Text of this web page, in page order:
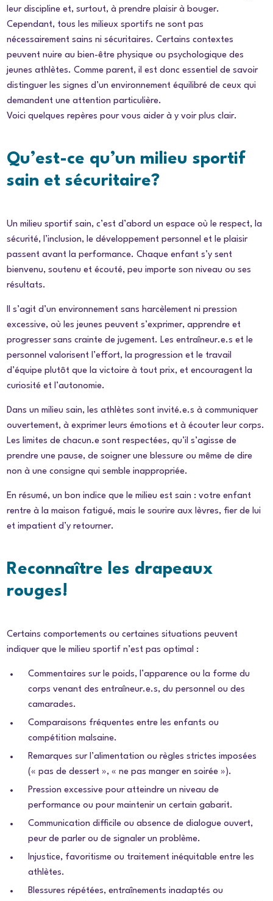
leur discipline et, surtout, à prendre plaisir à bouger.
Cependant, tous les milieux sportifs ne sont pas
nécessairement sains ni sécuritaires. Certains contextes
peuvent nuire au bien-être physique ou psychologique des
jeunes athlètes. Comme parent, il est donc essentiel de savoir
distinguer les signes d’un environnement équilibré de ceux qui
demandent une attention particulière.
Voici quelques repères pour vous aider à y voir plus clair.
Qu’est-ce qu’un milieu sportif
sain et sécuritaire?
Un milieu sportif sain, c’est d’abord un espace où le respect, la
sécurité, l’inclusion, le développement personnel et le plaisir
passent avant la performance. Chaque enfant s’y sent
bienvenu, soutenu et écouté, peu importe son niveau ou ses
résultats.
Il s’agit d’un environnement sans harcèlement ni pression
excessive, où les jeunes peuvent s’exprimer, apprendre et
progresser sans crainte de jugement. Les entraîneur.e.s et le
personnel valorisent l’effort, la progression et le travail
d’équipe plutôt que la victoire à tout prix, et encouragent la
curiosité et l’autonomie.
Dans un milieu sain, les athlètes sont invité.e.s à communiquer
ouvertement, à exprimer leurs émotions et à écouter leur corps.
Les limites de chacun.e sont respectées, qu’il s’agisse de
prendre une pause, de soigner une blessure ou même de dire
non à une consigne qui semble inappropriée.
En résumé, un bon indice que le milieu est sain : votre enfant
rentre à la maison fatigué, mais le sourire aux lèvres, fier de lui
et impatient d’y retourner.
Reconnaître les drapeaux
rouges!
Certains comportements ou certaines situations peuvent
indiquer que le milieu sportif n’est pas optimal :
Commentaires sur le poids, l’apparence ou la forme du
corps venant des entraîneur.e.s, du personnel ou des
camarades.
Comparaisons fréquentes entre les enfants ou
compétition malsaine.
Remarques sur l’alimentation ou règles strictes imposées
(« pas de dessert », « ne pas manger en soirée »).
Pression excessive pour atteindre un niveau de
performance ou pour maintenir un certain gabarit.
Communication difficile ou absence de dialogue ouvert,
peur de parler ou de signaler un problème.
Injustice, favoritisme ou traitement inéquitable entre les
athlètes.
Blessures répétées, entraînements inadaptés ou